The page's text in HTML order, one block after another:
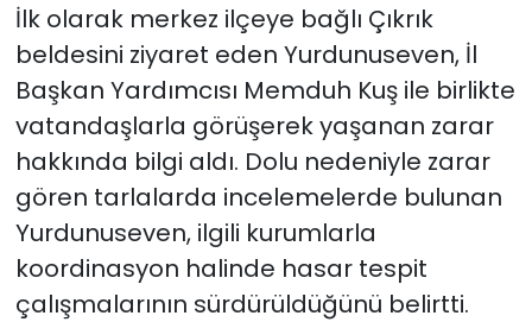
İlk olarak merkez ilçeye bağlı Çıkrık
beldesini ziyaret eden Yurdunuseven, İl
Başkan Yardımcısı Memduh Kuş ile birlikte
vatandaşlarla görüşerek yaşanan zarar
hakkında bilgi aldı. Dolu nedeniyle zarar
gören tarlalarda incelemelerde bulunan
Yurdunuseven, ilgili kurumlarla
koordinasyon halinde hasar tespit
çalışmalarının sürdürüldüğünü belirtti.